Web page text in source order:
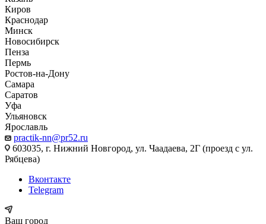
Киров
Краснодар
Минск
Новосибирск
Пенза
Пермь
Ростов-на-Дону
Самара
Саратов
Уфа
Ульяновск
Ярославль
practik-nn@pr52.ru
603035, г. Нижний Новгород, ул. Чаадаева, 2Г (проезд с ул.
Рябцева)
Вконтакте
Telegram
Ваш город